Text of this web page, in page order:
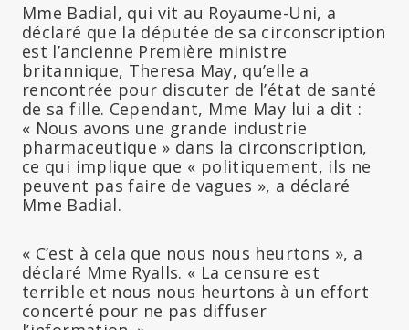
Mme Badial, qui vit au Royaume-Uni, a
déclaré que la députée de sa circonscription
est l’ancienne Première ministre
britannique, Theresa May, qu’elle a
rencontrée pour discuter de l’état de santé
de sa fille. Cependant, Mme May lui a dit :
« Nous avons une grande industrie
pharmaceutique » dans la circonscription,
ce qui implique que « politiquement, ils ne
peuvent pas faire de vagues », a déclaré
Mme Badial.
« C’est à cela que nous nous heurtons », a
déclaré Mme Ryalls. « La censure est
terrible et nous nous heurtons à un effort
concerté pour ne pas diffuser